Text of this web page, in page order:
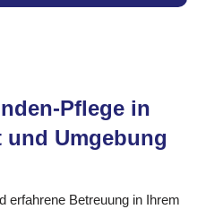
Pflege in
und Umgebung
erfahrene Betreuung in Ihrem